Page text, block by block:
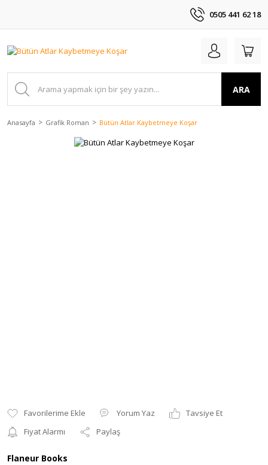
0505 441 62 18
ARA
Anasayfa Grafik Roman Bütün Atlar Kaybetmeye Koşar
Yorum Yaz
Tavsiye Et
Fiyat Alarmı
Paylaş
Flaneur Books